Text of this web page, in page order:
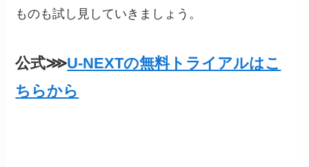
ものも試し見していきましょう。
公式⋙U-NEXTの無料トライアルはこ
ちらから